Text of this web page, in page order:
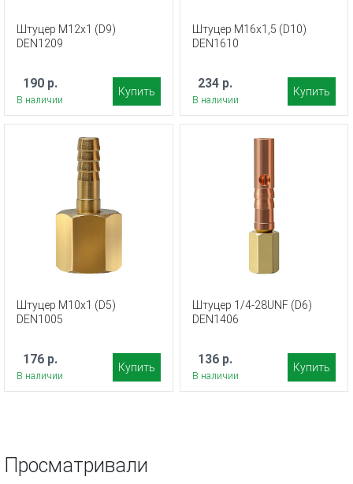
Штуцер М12х1 (D9)
DEN1209
190 р.
В наличии
Купить
Штуцер М16x1,5 (D10)
DEN1610
234 р.
В наличии
Купить
Штуцер М10х1 (D5)
DEN1005
176 р.
В наличии
Купить
Штуцер 1/4-28UNF (D6)
DEN1406
136 р.
В наличии
Купить
Просматривали